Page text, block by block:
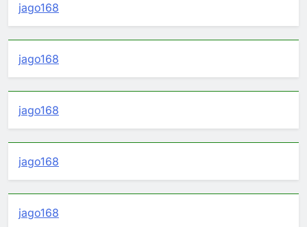
jago168
jago168
jago168
jago168
jago168